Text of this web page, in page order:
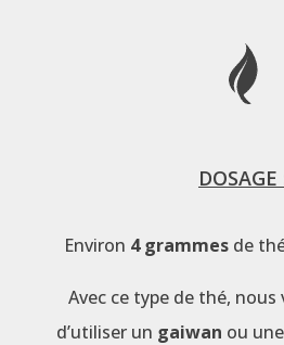
DOSAGE
Environ 4 grammesde
Avec ce type de thé,
d’utiliser un gaiwan ou une